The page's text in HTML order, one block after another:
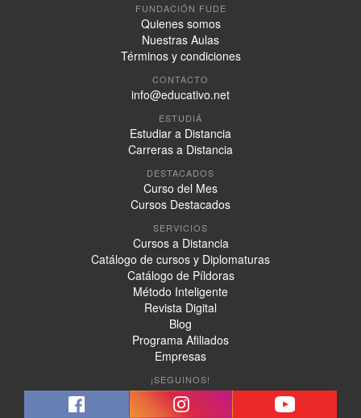
FUNDACIÓN FUDE
Quienes somos
Nuestras Aulas
Términos y condiciones
CONTACTO
info@educativo.net
ESTUDIÁ
Estudiar a Distancia
Carreras a Distancia
DESTACADOS
Curso del Mes
Cursos Destacados
SERVICIOS
Cursos a Distancia
Catálogo de cursos y Diplomaturas
Catálogo de Píldoras
Método Inteligente
Revista Digital
Blog
Programa Afiliados
Empresas
¡SEGUINOS!